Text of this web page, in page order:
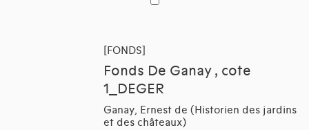
[FONDS]
Fonds De Ganay , cote
1_DEGER
Ganay, Ernest de (Historien des jardins
et des châteaux)